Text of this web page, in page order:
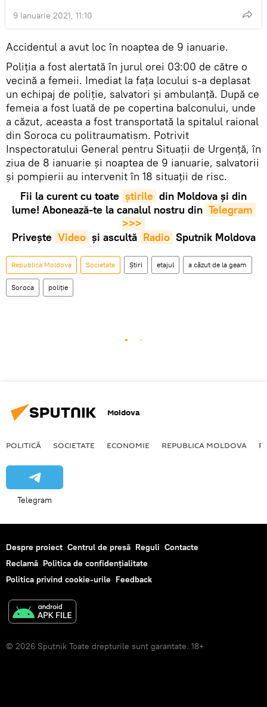
9 Ianuarie 2021, 11:10
Accidentul a avut loc în noaptea de 9 ianuarie.
Poliția a fost alertată în jurul orei 03:00 de către o
vecină a femeii. Imediat la fața locului s-a deplasat
un echipaj de poliție, salvatori și ambulanță. După ce
femeia a fost luată de pe copertina balconului, unde
a căzut, aceasta a fost transportată la spitalul raional
din Soroca cu politraumatism. Potrivit
Inspectoratului General pentru Situații de Urgență, în
ziua de 8 ianuarie și noaptea de 9 ianuarie, salvatorii
și pompierii au intervenit în 18 situații de risc.
Fii la curent cu toate știrile din Moldova și din
lume! Abonează-te la canalul nostru din Telegram
>>>
Privește Video și ascultă Radio Sputnik Moldova
Republica Moldova Societate Știri etajul a căzut de la geam
Soroca poliție
Moldova
POLITICĂ SOCIETATE ECONOMIE REPUBLICA MOLDOVA
Telegram
Despre proiect Centrul de presă Reguli Contacte
Reclamă Politica de confidențialitate
Politica privind cookie-urile Feedback
© 2026 Sputnik Toate drepturile sunt garantate. 18+